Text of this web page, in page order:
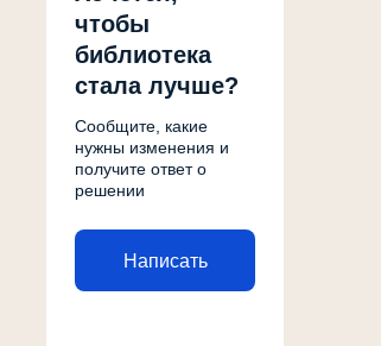
чтобы
библиотека
стала лучше?
Сообщите, какие
нужны изменения и
получите ответ о
решении
Написать